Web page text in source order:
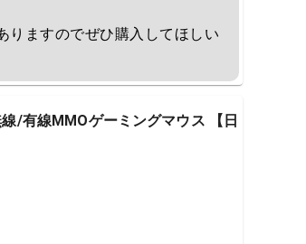
りますのでぜひ購入してほしい
/有線MMOゲーミングマウス 【日